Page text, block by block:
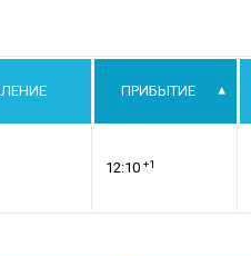
ПРИБЫТИЕ
12:10 +1